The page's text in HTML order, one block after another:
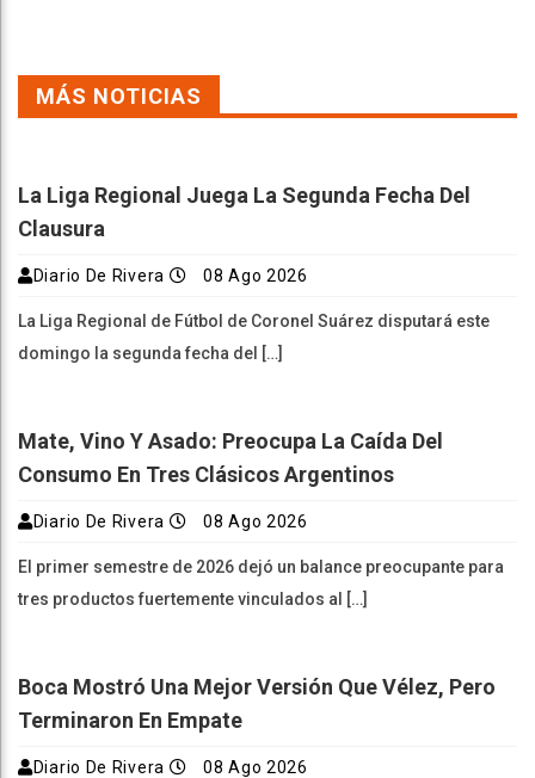
MÁS NOTICIAS
La Liga Regional Juega La Segunda Fecha Del
Clausura
Diario De Rivera 08 Ago 2026
La Liga Regional de Fútbol de Coronel Suárez disputará este
domingo la segunda fecha del […]
Mate, Vino Y Asado: Preocupa La Caída Del
Consumo En Tres Clásicos Argentinos
Diario De Rivera 08 Ago 2026
El primer semestre de 2026 dejó un balance preocupante para
tres productos fuertemente vinculados al […]
Boca Mostró Una Mejor Versión Que Vélez, Pero
Terminaron En Empate
Diario De Rivera 08 Ago 2026